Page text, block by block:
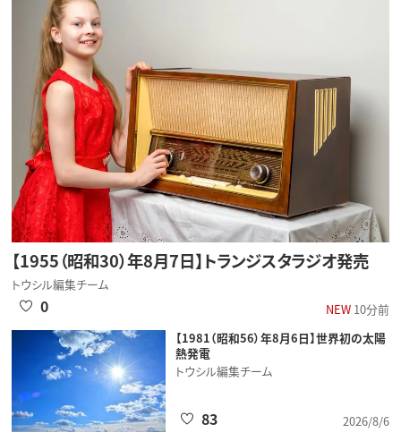
【1955（昭和30）年8月7日】トランジスタラジオ発売
トウシル編集チーム
NEW10分前
0
【1981（昭和56）年8月6日】世界初の太陽
熱発電
トウシル編集チーム
2026/8/6
83